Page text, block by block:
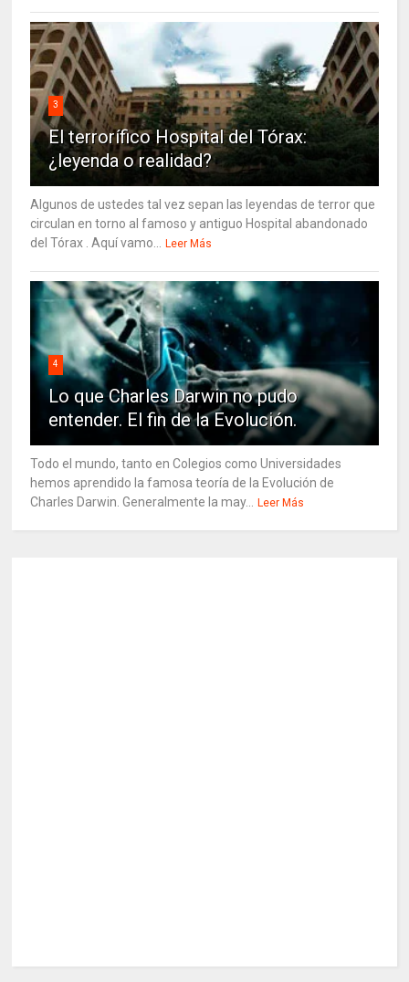
3
El terrorífico Hospital del Tórax:
¿leyenda o realidad?
Algunos de ustedes tal vez sepan las leyendas de terror que
circulan en torno al famoso y antiguo Hospital abandonado
del Tórax . Aquí vamo...
Leer Más
4
Lo que Charles Darwin no pudo
entender. El fin de la Evolución.
Todo el mundo, tanto en Colegios como Universidades
hemos aprendido la famosa teoría de la Evolución de
Charles Darwin. Generalmente la may...
Leer Más